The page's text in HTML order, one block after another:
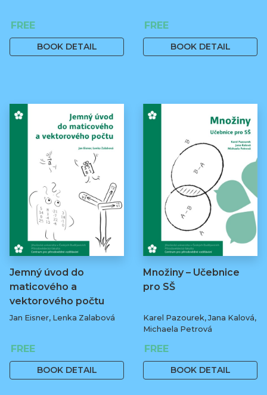
FREE
BOOK DETAIL
FREE
BOOK DETAIL
Jemný úvod do
maticového a
vektorového počtu
Jan Eisner, Lenka Zalabová
FREE
BOOK DETAIL
Množiny – Učebnice
pro SŠ
Karel Pazourek, Jana Kalová,
Michaela Petrová
FREE
BOOK DETAIL